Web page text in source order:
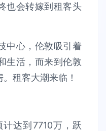
也会转嫁到租客头
中心，伦敦吸引着
生活，而来到伦敦
租客大潮来临！
达到7710万，跃